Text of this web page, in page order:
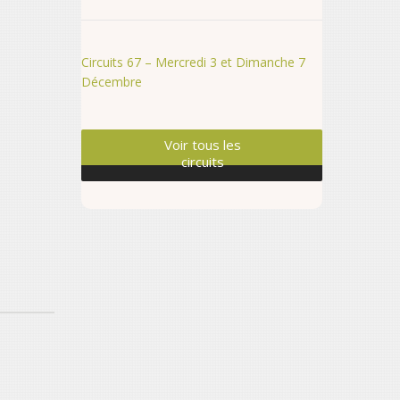
Circuits 67 – Mercredi 3 et Dimanche 7
Décembre
Voir tous les
circuits